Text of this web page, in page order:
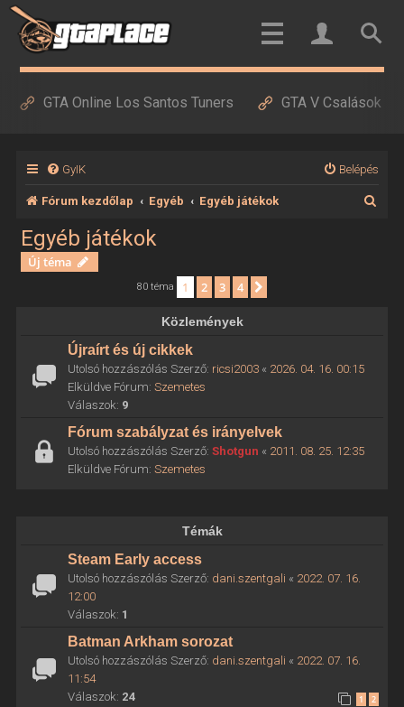
GTA Online Los Santos Tuners GTA V Csalások
GyIK Belépés
Fórum kezdőlap Egyéb Egyéb játékok
Egyéb játékok
Új téma
80 téma 1 2 3 4
Közlemények
Újraírt és új cikkek
Utolsó hozzászólás Szerző: ricsi2003« 2026. 04. 16. 00:15
Elküldve Fórum: Szemetes
Válaszok: 9
Fórum szabályzat és irányelvek
Utolsó hozzászólás Szerző: Shotgun « 2011. 08. 25. 12:35
Elküldve Fórum: Szemetes
Témák
Steam Early access
Utolsó hozzászólás Szerző: dani.szentgali « 2022. 07. 16.
12:00
Válaszok: 1
Batman Arkham sorozat
Utolsó hozzászólás Szerző: dani.szentgali « 2022. 07. 16.
11:54
Válaszok: 24 1 2